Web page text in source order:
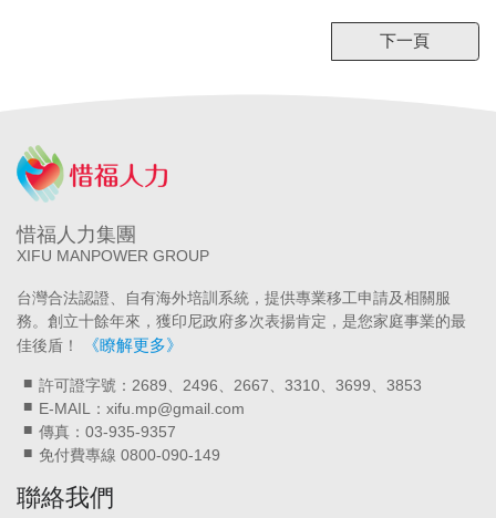
下一頁
惜福人力集團
XIFU MANPOWER GROUP
台灣合法認證、自有海外培訓系統，提供專業移工申請及相關服
務。創立十餘年來，獲印尼政府多次表揚肯定，是您家庭事業的最
佳後盾！
《瞭解更多》
許可證字號：2689、2496、2667、3310、3699、3853
E-MAIL：xifu.mp@gmail.com
傳真：03-935-9357
免付費專線 0800-090-149
聯絡我們